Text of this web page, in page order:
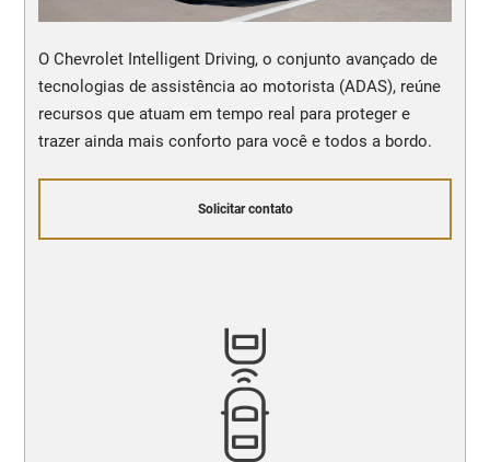
O Chevrolet Intelligent Driving, o conjunto avançado de
tecnologias de assistência ao motorista (ADAS), reúne
recursos que atuam em tempo real para proteger e
trazer ainda mais conforto para você e todos a bordo.
Solicitar contato